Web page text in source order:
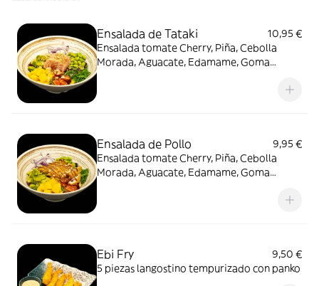
Ensalada de Tataki
10,95 €
Ensalada tomate Cherry, Piña, Cebolla
Morada, Aguacate, Edamame, Goma
Ensalada de Pollo
9,95 €
Ensalada tomate Cherry, Piña, Cebolla
Morada, Aguacate, Edamame, Goma
Ebi Fry
9,50 €
5 piezas langostino tempurizado con panko